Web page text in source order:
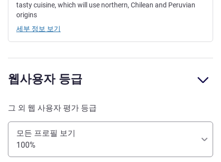
tasty cuisine, which will use northern, Chilean and Peruvian
origins
세부 정보 보기
웹사용자 등급
그 외 웹 사용자 평가 등급
모든 프로필 보기
100%